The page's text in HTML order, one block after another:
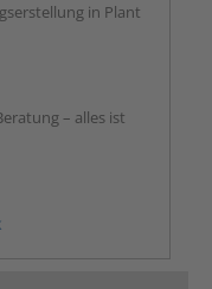
in Plant
– alles ist